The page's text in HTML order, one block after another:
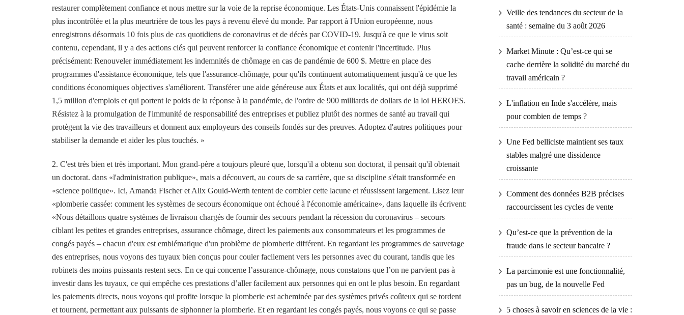
restaurer complètement confiance et nous mettre sur la voie de la reprise économique. Les États-Unis connaissent l'épidémie la
plus incontrôlée et la plus meurtrière de tous les pays à revenu élevé du monde. Par rapport à l'Union européenne, nous
enregistrons désormais 10 fois plus de cas quotidiens de coronavirus et de décès par COVID-19. Jusqu'à ce que le virus soit
contenu, cependant, il y a des actions clés qui peuvent renforcer la confiance économique et contenir l'incertitude. Plus
précisément: Renouveler immédiatement les indemnités de chômage en cas de pandémie de 600 $. Mettre en place des
programmes d'assistance économique, tels que l'assurance-chômage, pour qu'ils continuent automatiquement jusqu'à ce que les
conditions économiques objectives s'améliorent. Transférer une aide généreuse aux États et aux localités, qui ont déjà supprimé
1,5 million d'emplois et qui portent le poids de la réponse à la pandémie, de l'ordre de 900 milliards de dollars de la loi HEROES.
Résistez à la promulgation de l'immunité de responsabilité des entreprises et publiez plutôt des normes de santé au travail qui
protègent la vie des travailleurs et donnent aux employeurs des conseils fondés sur des preuves. Adoptez d'autres politiques pour
stabiliser la demande et aider les plus touchés. »
2. C'est très bien et très important. Mon grand-père a toujours pleuré que, lorsqu'il a obtenu son doctorat, il pensait qu'il obtenait
un doctorat. dans «l'administration publique», mais a découvert, au cours de sa carrière, que sa discipline s'était transformée en
«science politique». Ici, Amanda Fischer et Alix Gould-Werth tentent de combler cette lacune et réussissent largement. Lisez leur
«plomberie cassée: comment les systèmes de secours économique ont échoué à l'économie américaine», dans laquelle ils écrivent:
«Nous détaillons quatre systèmes de livraison chargés de fournir des secours pendant la récession du coronavirus – secours
ciblant les petites et grandes entreprises, assurance chômage, direct les paiements aux consommateurs et les programmes de
congés payés – chacun d'eux est emblématique d'un problème de plomberie différent. En regardant les programmes de sauvetage
des entreprises, nous voyons des tuyaux bien conçus pour couler facilement vers les personnes avec du courant, tandis que les
robinets des moins puissants restent secs. En ce qui concerne l’assurance-chômage, nous constatons que l’on ne parvient pas à
investir dans les tuyaux, ce qui empêche ces prestations d’aller facilement aux personnes qui en ont le plus besoin. En regardant
les paiements directs, nous voyons qui profite lorsque la plomberie est acheminée par des systèmes privés coûteux qui se tordent
et tournent, permettant aux puissants de siphonner la plomberie. Et en regardant les congés payés, nous voyons ce qui se passe
Veille des tendances du secteur de la
santé : semaine du 3 août 2026
Market Minute : Qu’est-ce qui se
cache derrière la solidité du marché du
travail américain ?
L'inflation en Inde s'accélère, mais
pour combien de temps ?
Une Fed belliciste maintient ses taux
stables malgré une dissidence
croissante
Comment des données B2B précises
raccourcissent les cycles de vente
Qu’est-ce que la prévention de la
fraude dans le secteur bancaire ?
La parcimonie est une fonctionnalité,
pas un bug, de la nouvelle Fed
5 choses à savoir en sciences de la vie :